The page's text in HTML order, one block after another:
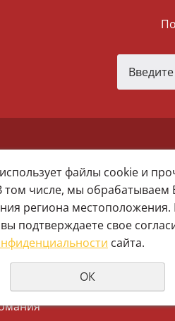
50-71 (MAX)
374-15-67 (Мира 2)
371-19-13
29-80 (MAX)
файлы cookie и
том числе, мы обрабатываем
региона местоположения.
подтверждаете свое
сайта.
ОК